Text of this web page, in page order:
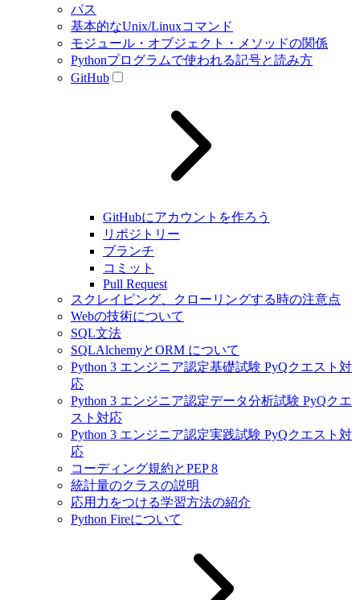
パス
基本的なUnix/Linuxコマンド
モジュール・オブジェクト・メソッドの関係
Pythonプログラムで使われる記号と読み方
GitHub
GitHubにアカウントを作ろう
リポジトリー
ブランチ
コミット
Pull Request
スクレイピング、クローリングする時の注意点
Webの技術について
SQL文法
SQLAlchemyとORM について
Python 3 エンジニア認定基礎試験 PyQクエスト対
応
Python 3 エンジニア認定データ分析試験 PyQクエ
スト対応
Python 3 エンジニア認定実践試験 PyQクエスト対
応
コーディング規約とPEP 8
統計量のクラスの説明
応用力をつける学習方法の紹介
Python Fireについて